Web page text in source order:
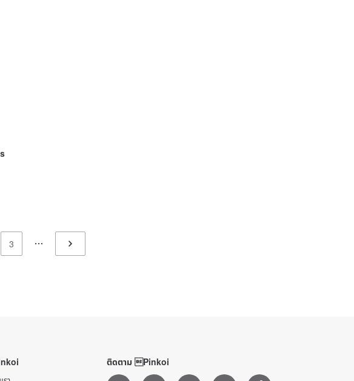
3
ติดตาม Pinkoi